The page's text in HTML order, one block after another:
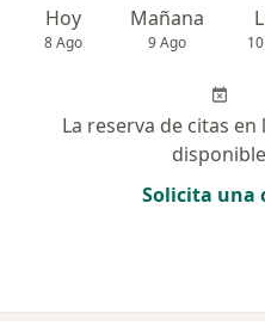
Hoy
8 Ago
Mañana
9 Ago
La reserva de citas en
disponible
Solicita una